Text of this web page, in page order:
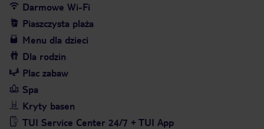
Darmowe Wi-Fi
Piaszczysta plaża
Menu dla dzieci
Dla rodzin
Plac zabaw
Spa
Kryty basen
TUI Service Center 24/7 + TUI App